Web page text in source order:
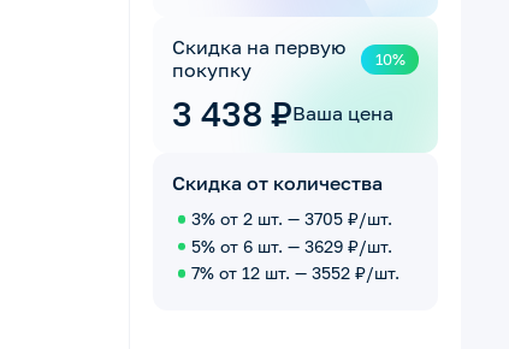
Скидка на первую
покупку
10%
3 438 ₽Ваша цена
Скидка от количества
3% от 2 шт. — 3705 ₽/шт.
5% от 6 шт. — 3629 ₽/шт.
7% от 12 шт. — 3552 ₽/шт.